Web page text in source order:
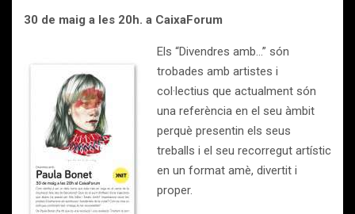
30 de maig a les 20h. a CaixaForum
Els “Divendres amb…” són
trobades amb artistes i
col·lectius que actualment són
una referència en el seu àmbit
perquè presentin els seus
treballs i el seu recorregut artístic
en un format amè, divertit i
proper.